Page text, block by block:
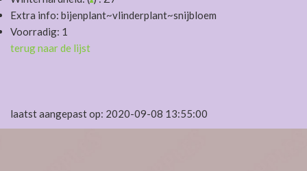
Extra info: bijenplant~vlinderplant~snijbloem
Voorradig: 1
terug naar de lijst
laatst aangepast op: 2020-09-08 13:55:00